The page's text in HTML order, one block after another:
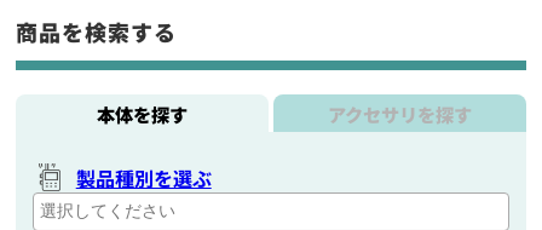
商品を検索する
本体を探す アクセサリを探す
製品種別を選ぶ